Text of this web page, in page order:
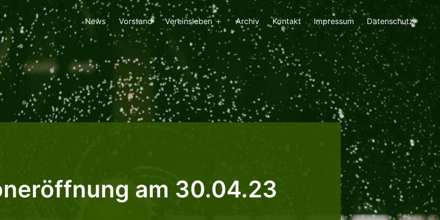
News Vorstand Vereinsleben
Menü
öffnen
Archiv Kontakt Impressum Datenschutz
am 30.04.23